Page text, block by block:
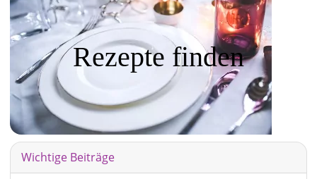
Rezepte finden
Wichtige Beiträge